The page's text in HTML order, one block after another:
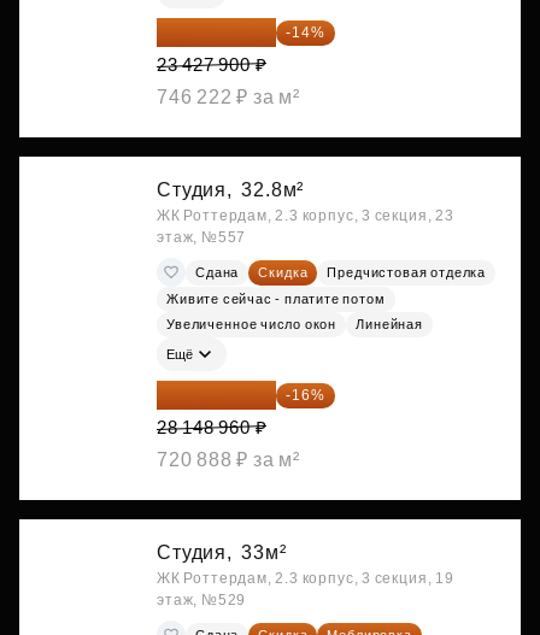
20 147 994 ₽ -14%
23 427 900 ₽
746 222 ₽ за м²
Студия, 32.8м²
ЖК Роттердам, 2.3 корпус, 3 секция, 23
этаж, №557
Сдана Скидка
Предчистовая отделка
Живите сейчас - платите потом
Увеличенное число окон
Линейная
Ещё
23 645 126 ₽ -16%
28 148 960 ₽
720 888 ₽ за м²
Студия, 33м²
ЖК Роттердам, 2.3 корпус, 3 секция, 19
этаж, №529